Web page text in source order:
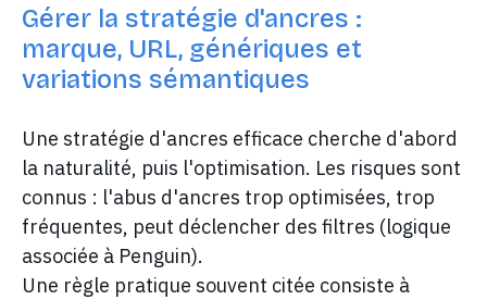
Gérer la stratégie d'ancres :
marque, URL, génériques et
variations sémantiques
Une stratégie d'ancres efficace cherche d'abord
la naturalité, puis l'optimisation. Les risques sont
connus : l'abus d'ancres trop optimisées, trop
fréquentes, peut déclencher des filtres (logique
associée à Penguin).
Une règle pratique souvent citée consiste à